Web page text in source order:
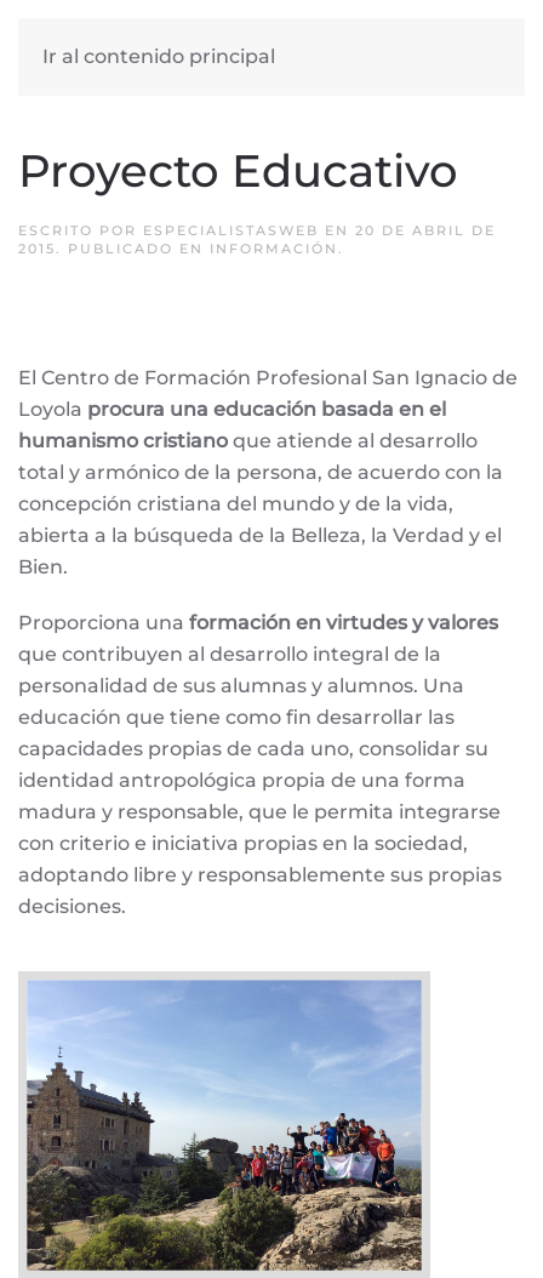
Ir al contenido principal
Proyecto Educativo
ESCRITO POR ESPECIALISTASWEB EN 20 DE ABRIL DE
2015. PUBLICADO EN INFORMACIÓN .
El Centro de Formación Profesional San Ignacio de
Loyola procura una educación basada en el
humanismo cristiano que atiende al desarrollo
total y armónico de la persona, de acuerdo con la
concepción cristiana del mundo y de la vida,
abierta a la búsqueda de la Belleza, la Verdad y el
Bien.
Proporciona una formación en virtudes y valores
que contribuyen al desarrollo integral de la
personalidad de sus alumnas y alumnos. Una
educación que tiene como fin desarrollar las
capacidades propias de cada uno, consolidar su
identidad antropológica propia de una forma
madura y responsable, que le permita integrarse
con criterio e iniciativa propias en la sociedad,
adoptando libre y responsablemente sus propias
decisiones.